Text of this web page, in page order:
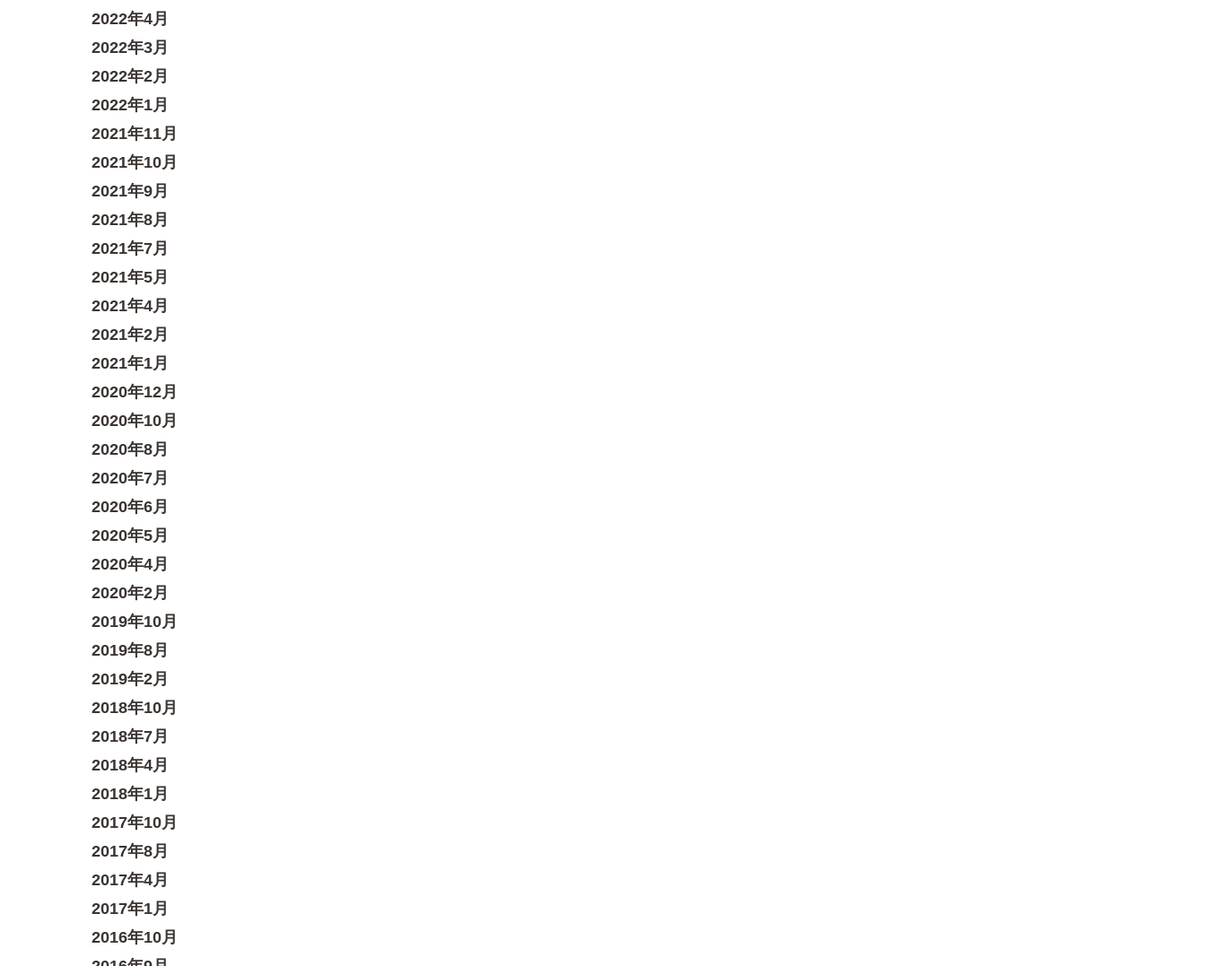
2022年4月
2022年3月
2022年2月
2022年1月
2021年11月
2021年10月
2021年9月
2021年8月
2021年7月
2021年5月
2021年4月
2021年2月
2021年1月
2020年12月
2020年10月
2020年8月
2020年7月
2020年6月
2020年5月
2020年4月
2020年2月
2019年10月
2019年8月
2019年2月
2018年10月
2018年7月
2018年4月
2018年1月
2017年10月
2017年8月
2017年4月
2017年1月
2016年10月